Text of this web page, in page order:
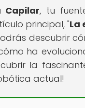
Capilar, tu
principal, "La
descubrir
ha
la
actual!